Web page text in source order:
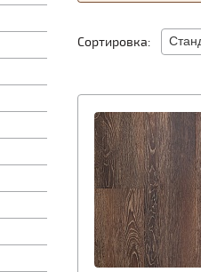
Сортировка: